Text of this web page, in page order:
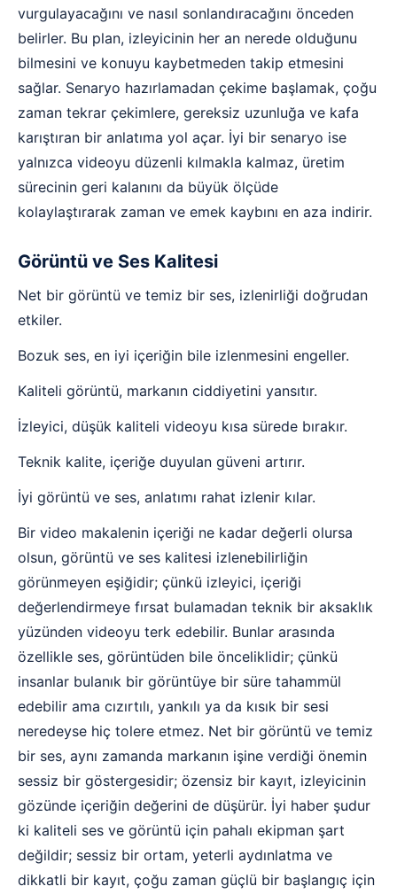
vurgulayacağını ve nasıl sonlandıracağını önceden
belirler. Bu plan, izleyicinin her an nerede olduğunu
bilmesini ve konuyu kaybetmeden takip etmesini
sağlar. Senaryo hazırlamadan çekime başlamak, çoğu
zaman tekrar çekimlere, gereksiz uzunluğa ve kafa
karıştıran bir anlatıma yol açar. İyi bir senaryo ise
yalnızca videoyu düzenli kılmakla kalmaz, üretim
sürecinin geri kalanını da büyük ölçüde
kolaylaştırarak zaman ve emek kaybını en aza indirir.
Görüntü ve Ses Kalitesi
Net bir görüntü ve temiz bir ses, izlenirliği doğrudan
etkiler.
Bozuk ses, en iyi içeriğin bile izlenmesini engeller.
Kaliteli görüntü, markanın ciddiyetini yansıtır.
İzleyici, düşük kaliteli videoyu kısa sürede bırakır.
Teknik kalite, içeriğe duyulan güveni artırır.
İyi görüntü ve ses, anlatımı rahat izlenir kılar.
Bir video makalenin içeriği ne kadar değerli olursa
olsun, görüntü ve ses kalitesi izlenebilirliğin
görünmeyen eşiğidir; çünkü izleyici, içeriği
değerlendirmeye fırsat bulamadan teknik bir aksaklık
yüzünden videoyu terk edebilir. Bunlar arasında
özellikle ses, görüntüden bile önceliklidir; çünkü
insanlar bulanık bir görüntüye bir süre tahammül
edebilir ama cızırtılı, yankılı ya da kısık bir sesi
neredeyse hiç tolere etmez. Net bir görüntü ve temiz
bir ses, aynı zamanda markanın işine verdiği önemin
sessiz bir göstergesidir; özensiz bir kayıt, izleyicinin
gözünde içeriğin değerini de düşürür. İyi haber şudur
ki kaliteli ses ve görüntü için pahalı ekipman şart
değildir; sessiz bir ortam, yeterli aydınlatma ve
dikkatli bir kayıt, çoğu zaman güçlü bir başlangıç için